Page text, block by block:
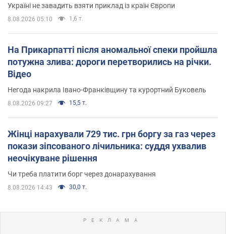
Україні не завадить взяти приклад із країн Європи
8.08.2026 05:10 1,6 т.
На Прикарпатті після аномальної спеки пройшла
потужна злива: дороги перетворились на річки.
Відео
Негода накрила Івано-Франківщину та курортний Буковель
8.08.2026 09:27 15,5 т.
Жінці нарахували 729 тис. грн боргу за газ через
покази зіпсованого лічильника: суддя ухвалив
неочікуване рішення
Чи треба платити борг через донарахування
8.08.2026 14:43 30,0 т.